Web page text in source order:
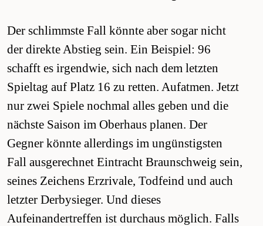
Der schlimmste Fall könnte aber sogar nicht
der direkte Abstieg sein. Ein Beispiel: 96
schafft es irgendwie, sich nach dem letzten
Spieltag auf Platz 16 zu retten. Aufatmen. Jetzt
nur zwei Spiele nochmal alles geben und die
nächste Saison im Oberhaus planen. Der
Gegner könnte allerdings im ungünstigsten
Fall ausgerechnet Eintracht Braunschweig sein,
seines Zeichens Erzrivale, Todfeind und auch
letzter Derbysieger. Und dieses
Aufeinandertreffen ist durchaus möglich. Falls